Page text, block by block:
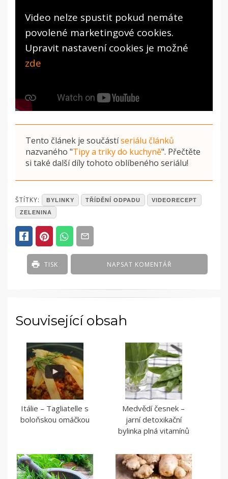
Video nelze spustit pokud nemáte
povolené marketingové cookies.
Upravit nastavení cookies je možné
zde
Tento článek je součástíseriálu článků
nazvaného "Tipy a triky do kuchyně". Přečtěte
si také další díly tohoto oblíbeného seriálu!
POSTED
IN
ČLÁNKY
ŠTÍTKY: BYLINKY TŘÍDĚNÍ ODPADU
VIDEORECEPT
ZELENINA
NAPSAT KOMENTÁŘ
TISK
Související obsah
Itálie – Tagliatelle s
boloňskou omáčkou
Medvědí česnek –
jarní detoxikační
bylinka plná vitamínů